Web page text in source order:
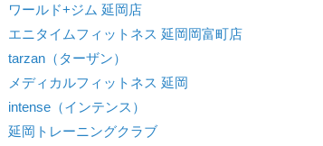
ワールド+ジム 延岡店
エニタイムフィットネス 延岡岡富町店
tarzan（ターザン）
メディカルフィットネス 延岡
intense（インテンス）
延岡トレーニングクラブ